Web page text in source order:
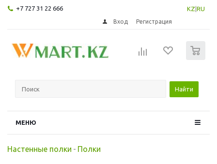
+7 727 31 22 666 KZ RU
Вход Регистрация
Найти
МЕНЮ
Настенные полки - Полки